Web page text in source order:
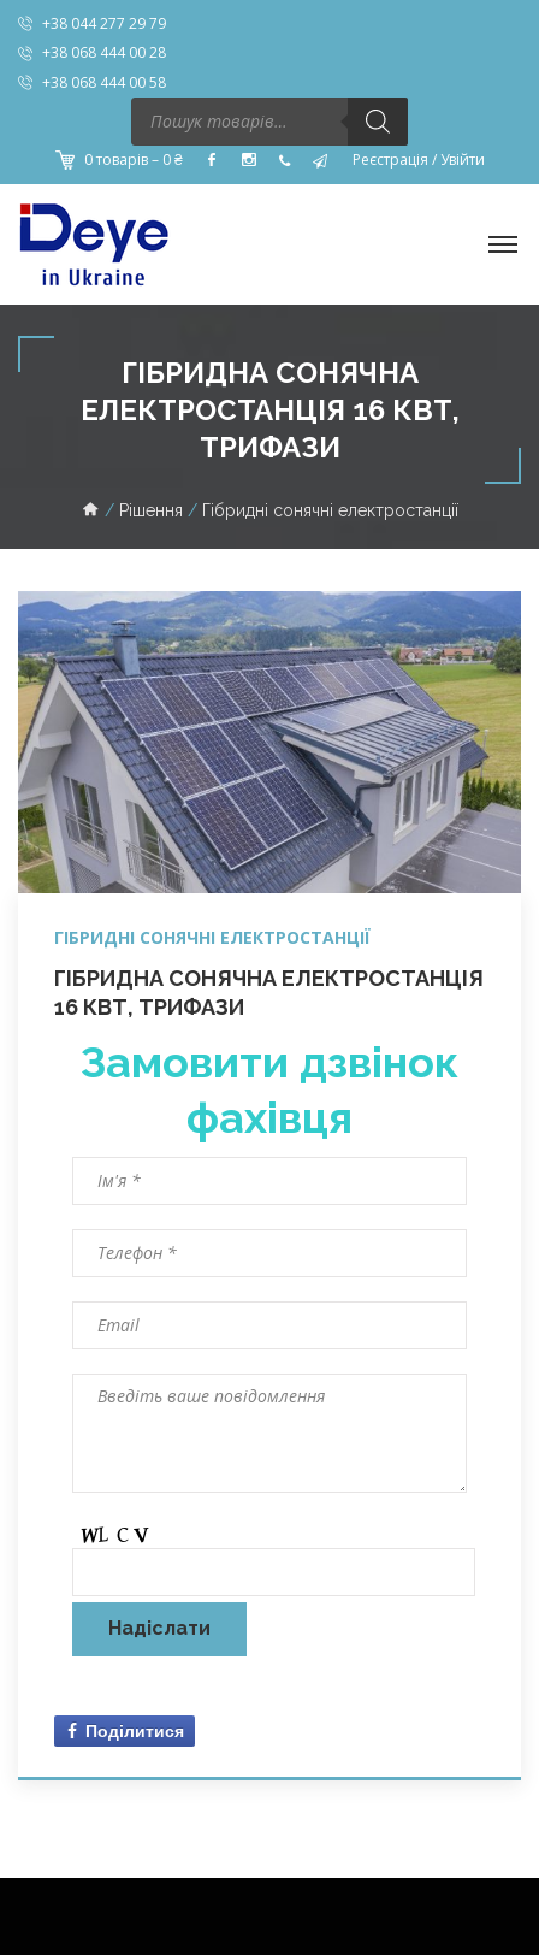
+38 044 277 29 79
+38 068 444 00 28
+38 068 444 00 58
Пошук
товарів
0 товарів – 0₴ Реєстрація /Увійти
ГІБРИДНА СОНЯЧНА
ЕЛЕКТРОСТАНЦІЯ 16 КВТ,
ТРИФАЗИ
Рішення Гібридні сонячні електростанції
ГІБРИДНІ СОНЯЧНІ ЕЛЕКТРОСТАНЦІЇ
ГІБРИДНА СОНЯЧНА ЕЛЕКТРОСТАНЦІЯ
16 КВТ, ТРИФАЗИ
Замовити дзвінок
фахівця
Поділитися